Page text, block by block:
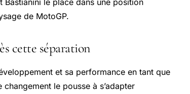
de MotoGP.
cette séparation
et sa performance en tant que
le pousse à s’adapter